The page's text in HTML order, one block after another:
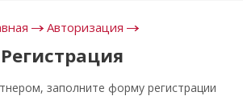
Авторизация
Регистрация
заполните форму регистрации